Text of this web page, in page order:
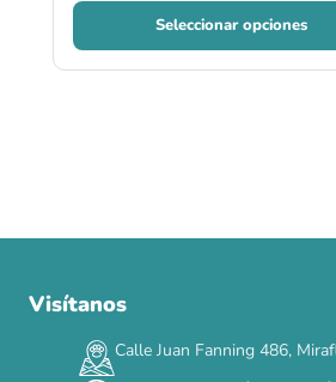
Seleccionar opciones
Visítanos
Calle Juan Fanning 486,